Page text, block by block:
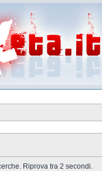
Riprova tra 2 secondi.